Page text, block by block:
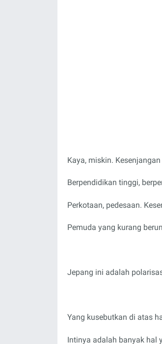
Kaya, miskin.
Berpendidikan tinggi,
Perkotaan, pedesaan.
Pemuda yang kurang
Jepang ini adalah
Yang kusebutkan di atas
Intinya adalah banyak hal